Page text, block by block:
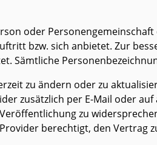
oder
bzw. sich anbietet. Zur
Sämtliche
zu ändern oder zu
zusätzlich per E-Mail oder auf
zu
berechtigt, den Vertrag